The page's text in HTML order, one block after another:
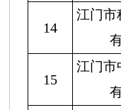
14
江门市
15
江门市